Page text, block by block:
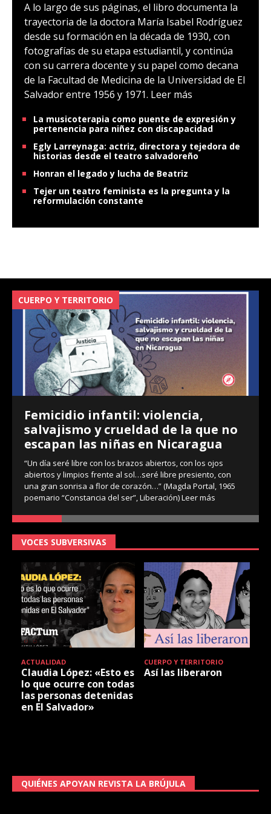
A lo largo de sus páginas, el libro documenta la
trayectoria de la doctora María Isabel Rodríguez
desde su formación en la década de 1930, con
fotografías de su etapa estudiantil, y continúa
con su carrera docente y su papel como decana
de la Facultad de Medicina de la Universidad de El
Salvador entre 1956 y 1971. Leer más
La musicoterapia como puente de expresión y
pertenencia para niñez con discapacidad
Egly Larreynaga: actriz, directora y tejedora de
historias desde el teatro salvadoreño
Honran el legado y lucha de Beatriz
Tejer un teatro feminista es la pregunta y la
reformulación constante
CUERPO Y TERRITORIO
Femicidio infantil: violencia,
salvajismo y crueldad de la que no
escapan las niñas en Nicaragua
“Un día seré libre con los brazos abiertos, con los ojos
abiertos y limpios frente al sol…seré libre presiento, con
una gran sonrisa a flor de corazón…” (Magda Portal, 1965
poemario “Constancia del ser”, Liberación)Leer más
VOCES SUBVERSIVAS
ACTUALIDAD
Claudia López: «Esto es
lo que ocurre con todas
las personas detenidas
en El Salvador»
CUERPO Y TERRITORIO
Así las liberaron
QUIÉNES APOYAN REVISTA LA BRÚJULA